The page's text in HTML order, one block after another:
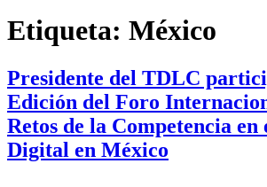
Etiqueta: México
Presidente del TDLC
Edición del Foro
Retos de la Competencia
Digital en México